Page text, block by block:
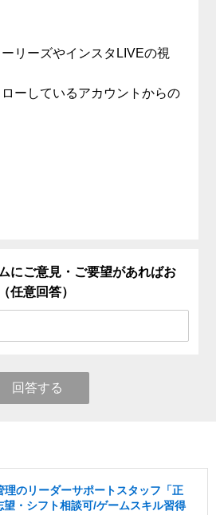
ーリーズやインスタLIVEの視
ローしているアカウントからの
にご意見・ご要望があればお
任意回答）
回答する
のリーダーサポートスタッフ「正
・シフト相談可/ゲームスキル習得